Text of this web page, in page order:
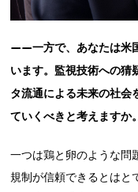
——一方で、あなたは米
います。監視技術への猜
タ流通による未来の社会
ていくべきと考えますか。
一つは鶏と卵のような問
規制が信頼できるとはと